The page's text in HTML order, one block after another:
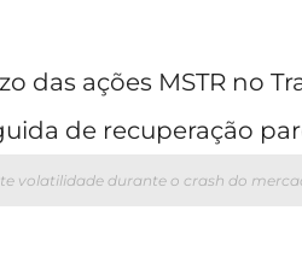
volatilidade durante o crash do